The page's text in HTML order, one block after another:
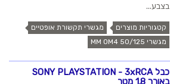
בצבע...
קטגוריות מוצרים
מגשרי תקשורת אופטיים
מגשרי MM OM4 50/125
כבל SONY PLAYSTATION - 3xRCA
באורך 1.8 מטר